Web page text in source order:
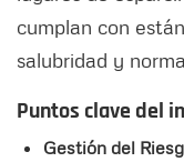
cumplan con
salubridad y
Puntos clave del
Gestión del